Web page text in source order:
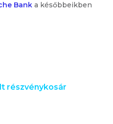
Banka későbbeikben
részvénykosár